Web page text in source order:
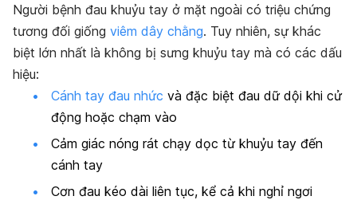
Người bệnh đau khuỷu tay ở mặt ngoài có triệu chứng
tương đối giống viêm dây chằng. Tuy nhiên, sự khác
biệt lớn nhất là không bị sưng khuỷu tay mà có các dấu
hiệu:
Cánh tay đau nhức và đặc biệt đau dữ dội khi cử
động hoặc chạm vào
Cảm giác nóng rát chạy dọc từ khuỷu tay đến
cánh tay
Cơn đau kéo dài liên tục, kể cả khi nghỉ ngơi